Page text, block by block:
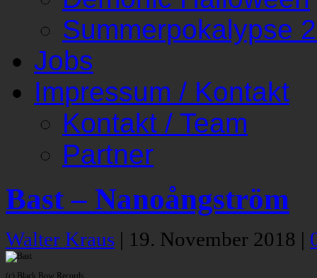
Summerpokalypse
Jobs
Impressum / Kontakt
Kontakt / Team
Partner
Bast – Nanoångström
Walter Kraus | 19. November 2018 |
(c) Black Bow Records